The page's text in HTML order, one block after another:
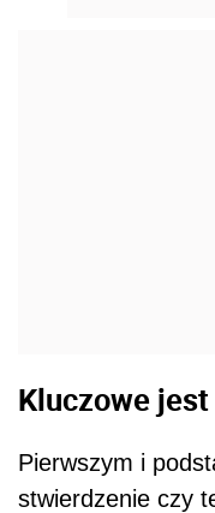
Kluczowe
Pierwszym i
stwierdzenie czy